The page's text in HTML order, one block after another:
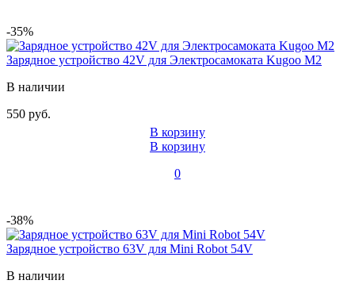
-35%
Зарядное устройство 42V для Электросамоката Kugoo M2
В наличии
550 руб.
В корзину
В корзину
0
-38%
Зарядное устройство 63V для Mini Robot 54V
В наличии